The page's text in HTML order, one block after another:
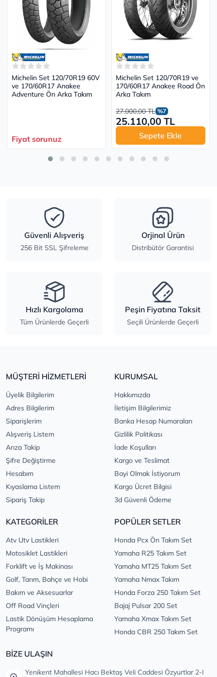
Michelin Set 120/70R19 60V
ve 170/60R17 Anakee
Adventure Ön Arka Takım
Fiyat sorunuz
Michelin Set 120/70R19 ve
170/60R17 Anakee Road Ön
Arka Takım
27.000,00 TL %7
25.110,00 TL
Sepete Ekle
Güvenli Alışveriş
256 Bit SSL Şifreleme
Orjinal Ürün
Distribütör Garantisi
Hızlı Kargolama
Tüm Ürünlerde Geçerli
Peşin Fiyatına Taksit
Seçili Ürünlerde Geçerli
MÜŞTERİ HİZMETLERİ
Üyelik Bilgilerim
Adres Bilgilerim
Siparişlerim
Alışveriş Listem
Arıza Takip
Şifre Değiştirme
Hesabım
Kıyaslama Listem
Sipariş Takip
KURUMSAL
Hakkımızda
İletişim Bilgilerimiz
Banka Hesap Numaraları
Gizlilik Politikası
İade Koşulları
Kargo ve Teslimat
Bayi Olmak İstiyorum
Kargo Ücret Bilgisi
3d Güvenli Ödeme
KATEGORİLER
Atv Utv Lastikleri
Motosiklet Lastikleri
Forklift ve İş Makinası
Golf, Tarım, Bahçe ve Hobi
Bakım ve Aksesuarlar
Off Road Vinçleri
Lastik Dönüşüm Hesaplama
Programı
POPÜLER SETLER
Honda Pcx Ön Takım Set
Yamaha R25 Takım Set
Yamaha MT25 Takım Set
Yamaha Nmax Takım
Honda Forza 250 Takım Set
Bajaj Pulsar 200 Set
Yamaha Xmax Takım Set
Honda CBR 250 Takım Set
BİZE ULAŞIN
Yenikent Mahallesi Hacı Bektaş Veli Caddesi Özyurtlar 2-I